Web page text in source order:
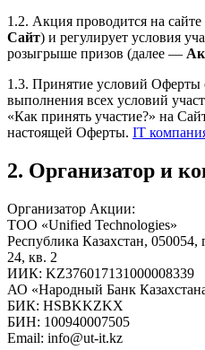
1.2. Акция проводится на сайте
Сайт) и регулирует условия
розыгрыше призов (далее —
1.3. Принятие условий Оферты
выполнения всех условий
«Как принять участие?» на
настоящей Оферты. IT
2. Организатор и
Организатор Акции:
ТОО «Unified Technologies»
Республика Казахстан,
24, кв. 2
ИИК: KZ376017131000008339
АО «Народный Банк
БИК: HSBKKZKX
БИН: 100940007505
Email: info@ut-it.kz